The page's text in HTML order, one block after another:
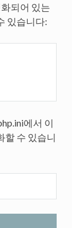
되어 있는
있습니다:
에서 이
할 수 있습니